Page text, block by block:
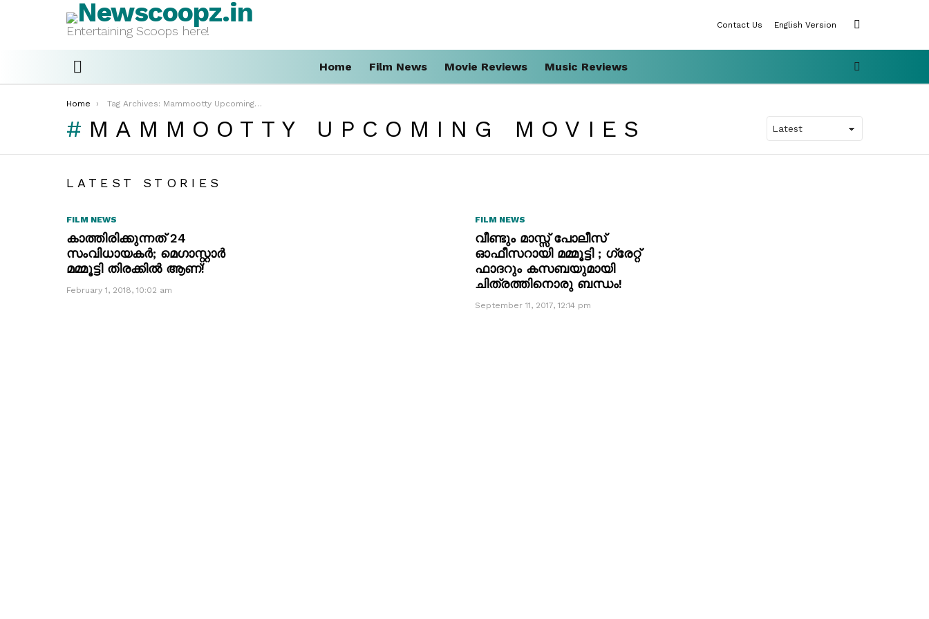
Entertaining Scoops here! Contact Us English Version
Home Film News Movie Reviews Music Reviews
You are here:
Home Tag Archives: Mammootty Upcoming Movies
MAMMOOTTY UPCOMING MOVIES
LATEST STORIES
FILM NEWS
കാത്തിരിക്കുന്നത് 24
സംവിധായകർ; മെഗാസ്റ്റാർ
മമ്മൂട്ടി തിരക്കിൽ ആണ്!
February 1, 2018, 10:02 am
FILM NEWS
വീണ്ടും മാസ്സ് പോലീസ്
ഓഫീസറായി മമ്മൂട്ടി ; ഗ്രേറ്റ്‌
ഫാദറും കസബയുമായി
ചിത്രത്തിനൊരു ബന്ധം!
September 11, 2017, 12:14 pm